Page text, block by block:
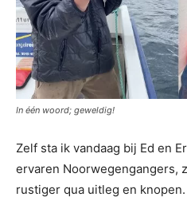
In één woord; geweldig!
Zelf sta ik vandaag bij Ed en
ervaren Noorwegengangers,
rustiger qua uitleg en